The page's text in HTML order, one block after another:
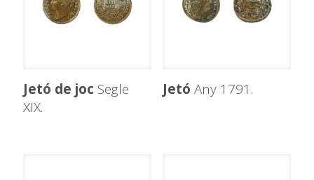
Jetó de joc Segle
XIX.
Jetó Any 1791.